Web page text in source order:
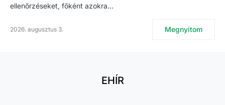
ellenőrzéseket, főként azokra…
2026. augusztus 3. Megnyitom
EHÍR